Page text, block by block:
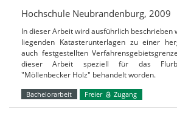
Hochschule Neubrandenburg, 2009
In dieser Arbeit wird ausführlich beschrieben
liegenden Katasterunterlagen zu einer
auch festgestellten
dieser Arbeit speziell für das
"Möllenbecker Holz" behandelt worden.
Bachelorarbeit Freier Zugang